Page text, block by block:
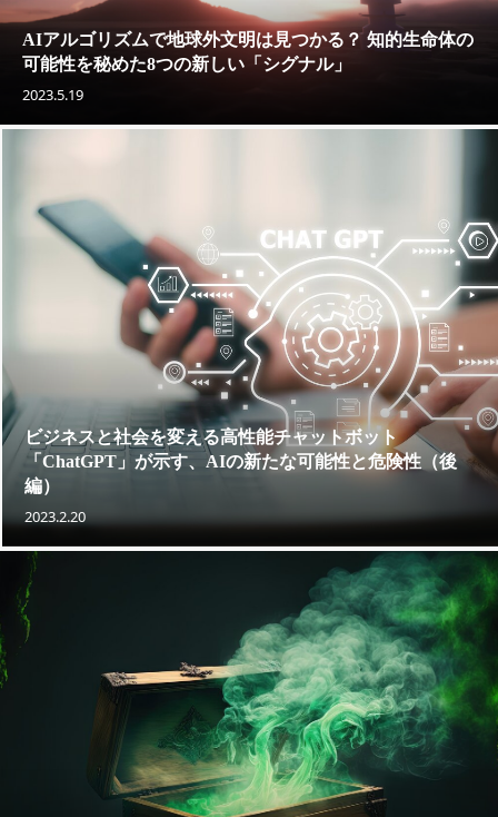
AIアルゴリズムで地球外文明は見つかる？ 知的生命体の
可能性を秘めた8つの新しい「シグナル」
2023.5.19
ビジネスと社会を変える高性能チャットボット
「ChatGPT」が示す、AIの新たな可能性と危険性（後
編）
2023.2.20